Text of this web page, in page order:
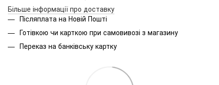
Більше інформації про доставку
Післяплата на Новій Пошті
Готівкою чи карткою при самовивозі з магазину
Переказ на банківську картку